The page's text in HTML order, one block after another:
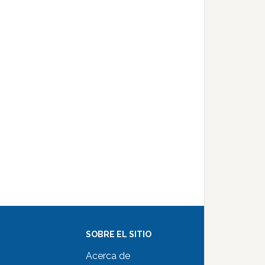
SOBRE EL SITIO
Acerca de